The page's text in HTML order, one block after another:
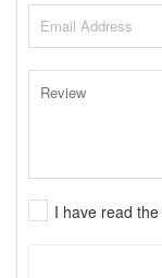
I have read the